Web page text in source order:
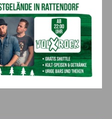
Nächster Artikel